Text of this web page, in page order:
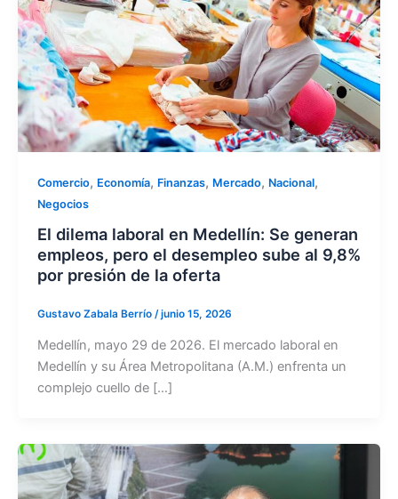
Comercio, Economía, Finanzas, Mercado, Nacional,
Negocios
El dilema laboral en Medellín: Se generan
empleos, pero el desempleo sube al 9,8%
por presión de la oferta
Gustavo Zabala Berrío /junio 15, 2026
Medellín, mayo 29 de 2026. El mercado laboral en
Medellín y su Área Metropolitana (A.M.) enfrenta un
complejo cuello de […]